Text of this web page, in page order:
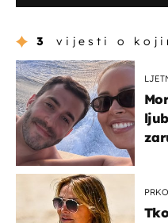
3 vijesti o